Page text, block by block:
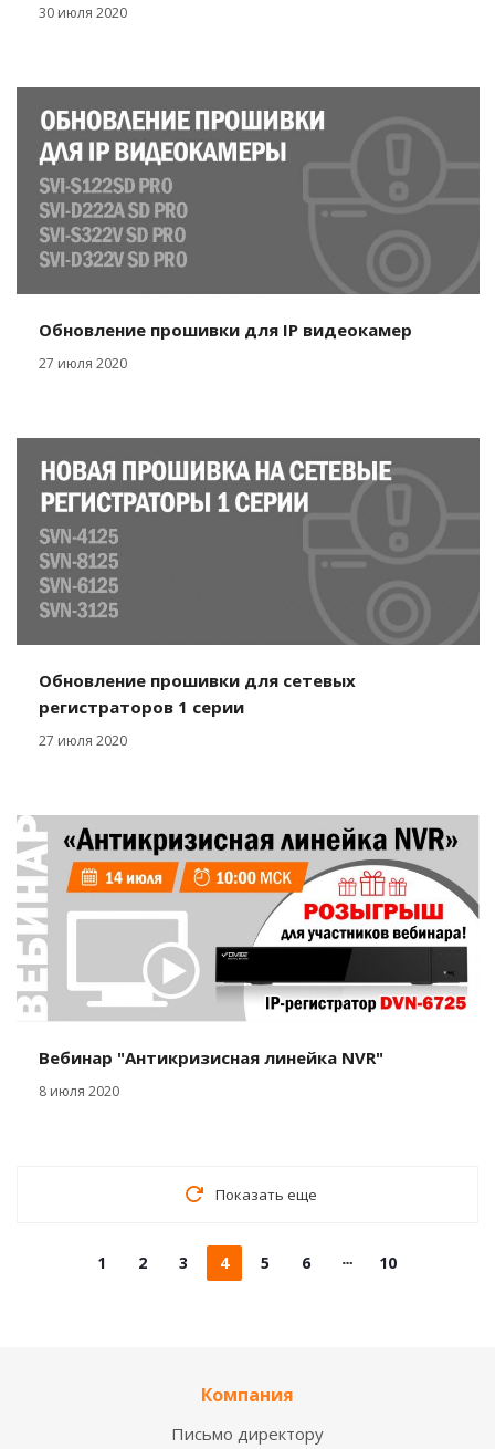
30 июля 2020
Обновление прошивки для IP видеокамер
27 июля 2020
Обновление прошивки для сетевых
регистраторов 1 серии
27 июля 2020
Вебинар "Антикризисная линейка NVR"
8 июля 2020
Показать еще
1 2 3 4 5 6 10
Компания
Письмо директору